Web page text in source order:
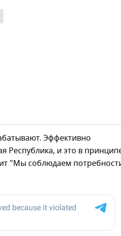
Эффективно
Республика, и это в
"Мы соблюдаем